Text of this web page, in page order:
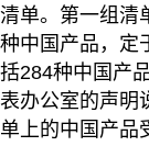
清单。第一组清
种中国产品，定
括284种中国产
表办公室的声明
单上的中国产品